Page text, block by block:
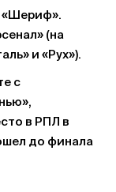
«Шериф».
(на
и «Рух»).
с
в РПЛ в
до финала